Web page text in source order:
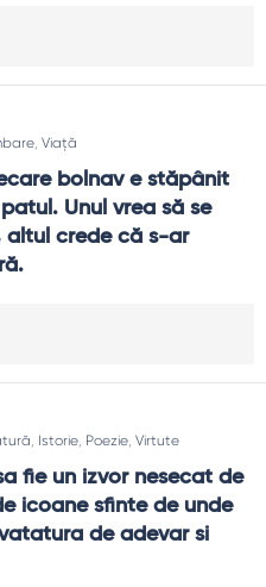
, Viață
bolnav e stăpânit
Unul vrea să se
altul crede că s-ar
, Istorie, Poezie, Virtute
fie un izvor nesecat de
icoane sfinte de unde
de adevar si